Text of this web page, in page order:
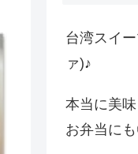
台湾スイ
ァ)♪
本当に美
お弁当に